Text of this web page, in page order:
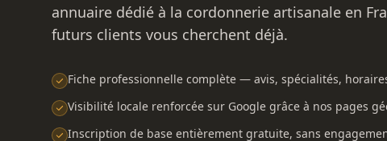
annuaire dédié à la cordonnerie artisanale en
futurs clients vous cherchent déjà.
Fiche professionnelle complète — avis, spécialités,
Visibilité locale renforcée sur Google grâce à nos pages
Inscription de base entièrement gratuite, sans